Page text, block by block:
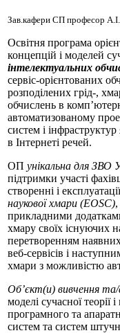
Зав.кафери СП професор
Освітня програма
концепцій і моделей
інтелектуальних
сервіс-орієнтованих
розподілених грід-,
обчислень в
автоматизованому
систем і
в Інтернеті речей.
ОП унікальна для ЗВО
підтримки участі
створенні і
наукової хмари (EOSC)
прикладними
хмару своїх існуючих
перетворенням
веб-сервісів і
хмари з можливістю
Об’єкт(и) вивчення та/
моделі сучасної
програмного та
систем та систем